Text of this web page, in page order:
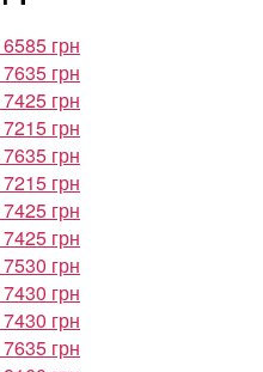
6585 грн
7635 грн
7425 грн
7215 грн
7635 грн
7215 грн
7425 грн
7425 грн
7530 грн
7430 грн
7430 грн
7635 грн